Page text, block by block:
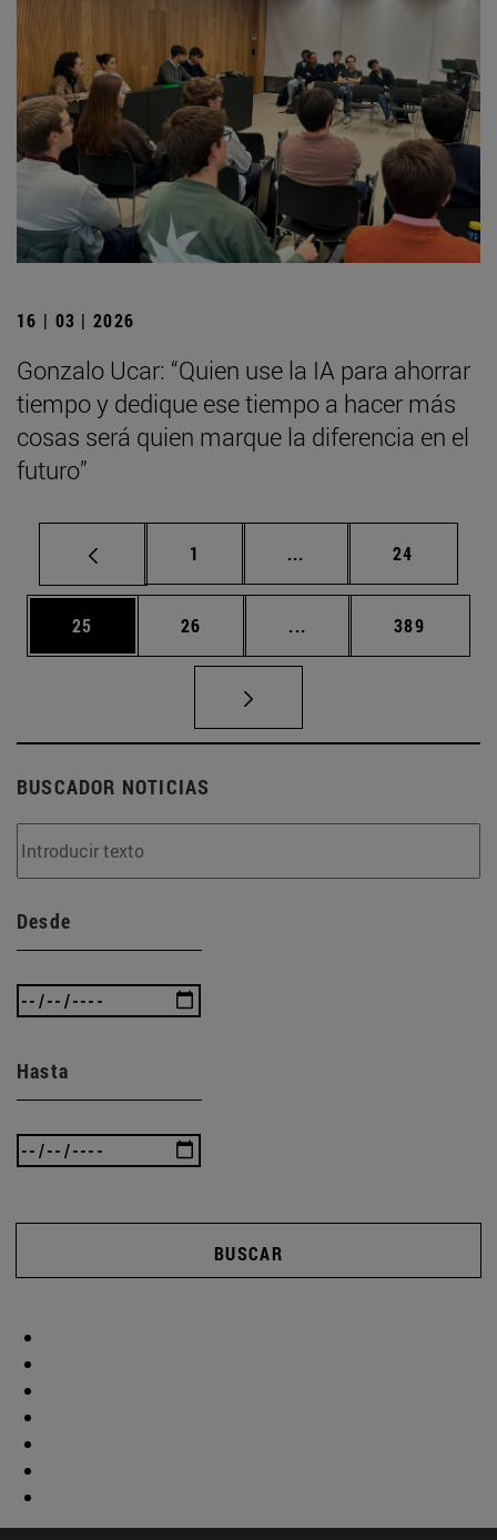
16 | 03 | 2026
Gonzalo Ucar: “Quien use la IA para ahorrar
tiempo y dedique ese tiempo a hacer más
cosas será quien marque la diferencia en el
futuro”
Página
1 ... Páginas intermedias
Página
24
Página
25 Página
26 ... Páginas intermedias
Página
389
BUSCADOR NOTICIAS
Desde
Hasta
BUSCAR